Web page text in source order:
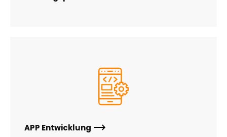
APP Entwicklung